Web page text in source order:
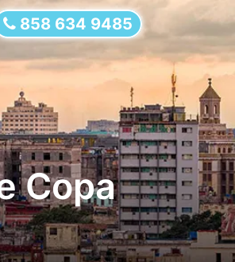
858 634 9485
Copa